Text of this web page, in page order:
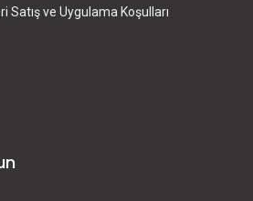
Satış ve Uygulama Koşulları